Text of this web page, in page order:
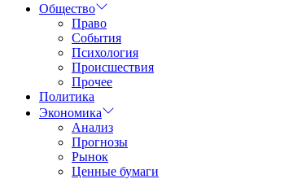
Общество
Право
События
Психология
Происшествия
Прочее
Политика
Экономика
Анализ
Прогнозы
Рынок
Ценные бумаги